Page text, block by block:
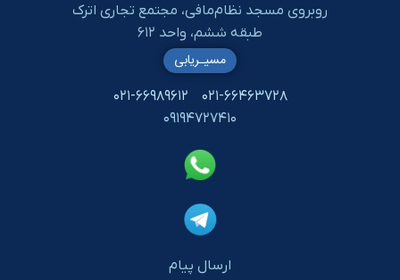
روبروی مسجد نظام‌مافی، مجتمع تجاری اترک
طبقه ششم، واحد ۶۱۲
۰۲۱-۶۶۴۶۳۷۲۸
۰۲۱-۶۶۹۸۹۶۱۲
۰۹۱۹۴۷۲۷۴۱۰
ارسال پیام
مسیـریابی